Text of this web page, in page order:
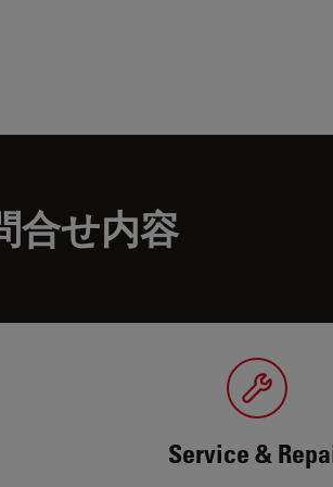
合せ内容
Service &